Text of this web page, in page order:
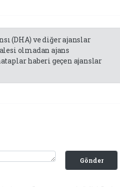
(DHA) ve diğer ajanslar
olmadan ajans
haberi geçen ajanslar
Gönder